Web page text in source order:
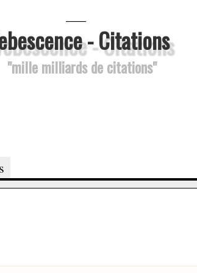
- Citations
"mille milliards de citations"